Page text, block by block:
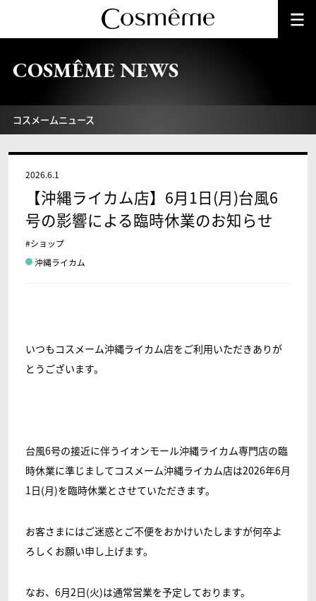
COSMÊME NEWS
コスメームニュース
2026.6.1
【沖縄ライカム店】6月1日(月)台風6
号の影響による臨時休業のお知らせ
#ショップ
沖縄ライカム
いつもコスメーム沖縄ライカム店をご利用いただきありが
とうございます。
台風6号の接近に伴うイオンモール沖縄ライカム専門店の臨
時休業に準じましてコスメーム沖縄ライカム店は2026年6月
1日(月)を臨時休業とさせていただきます。
お客さまにはご迷惑とご不便をおかけいたしますが何卒よ
ろしくお願い申し上げます。
なお、6月2日(火)は通常営業を予定しております。